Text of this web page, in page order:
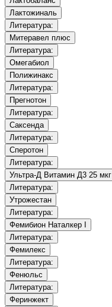
Лактожиналь
Литература:
Митеравел плюс
Литература:
Омегабиол
Полижинакс
Литература:
Прегнотон
Литература:
Саксенда
Литература:
Сперотон
Литература:
Ультра-Д Витамин Д3 25 мкг
Литература:
Утрожестан
Литература:
Фемибион Наталкер I
Литература:
Фемилекс
Литература:
Фенюльс
Литература:
Феринжект